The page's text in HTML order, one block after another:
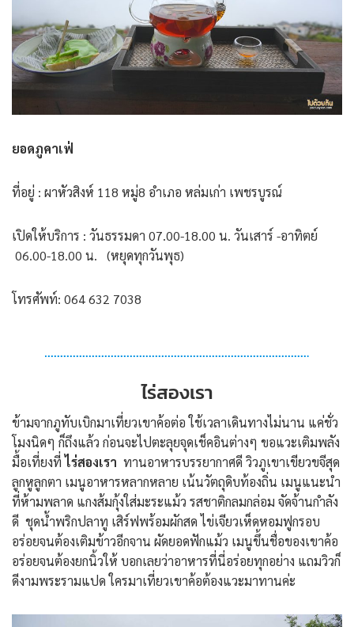
ยอดภูคาเฟ่
ที่อยู่ : ผาหัวสิงห์ 118 หมู่8 อำเภอ หล่มเก่า เพชรบูรณ์
เปิดให้บริการ : วันธรรมดา 07.00-18.00 น. วันเสาร์ -อาทิตย์
06.00-18.00 น. (หยุดทุกวันพุธ)
โทรศัพท์: 064 632 7038
ไร่สองเรา
ข้ามจากภูทับเบิกมาเที่ยวเขาค้อต่อ ใช้เวลาเดินทางไม่นาน แค่ชั่ว
โมงนิดๆ ก็ถึงแล้ว ก่อนจะไปตะลุยจุดเช็คอินต่างๆ ขอแวะเติมพลัง
มื้อเที่ยงที่ไร่สองเรา ทานอาหารบรรยากาศดี วิวภูเขาเขียวขจีสุด
ลูกหูลูกตา เมนูอาหารหลากหลาย เน้นวัตถุดิบท้องถิ่น เมนูแนะนำ
ที่ห้ามพลาด แกงส้มกุ้งใส่มะระแม้ว รสชาติกลมกล่อม จัดจ้านกำลัง
ดี ชุดน้ำพริกปลาทู เสิร์ฟพร้อมผักสด ไข่เจียวเห็ดหอมฟูกรอบ
อร่อยจนต้องเติมข้าวอีกจาน ผัดยอดฟักแม้ว เมนูขึ้นชื่อของเขาค้อ
อร่อยจนต้องยกนิ้วให้ บอกเลยว่าอาหารที่นี่อร่อยทุกอย่าง แถมวิวก็
ดีงามพระรามแปด ใครมาเที่ยวเขาค้อต้องแวะมาทานค่ะ